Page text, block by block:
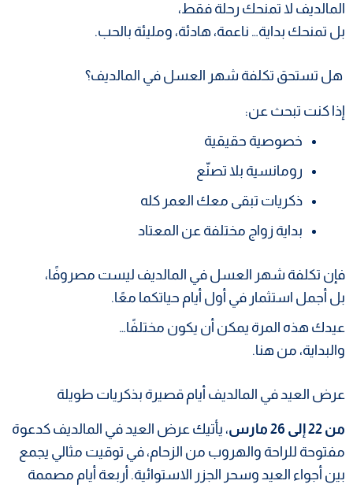
المالديف لا تمنحك رحلة فقط،
بل تمنحك بداية… ناعمة، هادئة، ومليئة بالحب.
هل تستحق تكلفة شهر العسل في المالديف؟
إذا كنت تبحث عن:
خصوصية حقيقية
رومانسية بلا تصنّع
ذكريات تبقى معك العمر كله
بداية زواج مختلفة عن المعتاد
فإن تكلفة شهر العسل في المالديف ليست مصروفًا،
بل أجمل استثمار في أول أيام حياتكما معًا.
عيدك هذه المرة يمكن أن يكون مختلفًا…
والبداية، من هنا.
عرض العيد في المالديف أيام قصيرة بذكريات طويلة
من 22 إلى 26 مارس
، يأتيك عرض العيد في المالديف كدعوة
مفتوحة للراحة والهروب من الزحام، في توقيت مثالي يجمع
بين أجواء العيد وسحر الجزر الاستوائية. أربعة أيام مصممة